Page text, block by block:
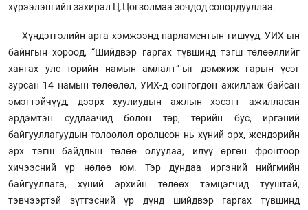
хүрээлэнгийн захирал Ц.Цогзолмаа зочдод сонордууллаа.
Хүндэтгэлийн арга хэмжээнд парламентын гишүүд, УИХ-ын
байнгын хороод, “Шийдвэр гаргах түвшинд тэгш төлөөллийг
хангах улс төрийн намын амлалт”-ыг дэмжиж гарын үсэг
зурсан 14 намын төлөөлөл, УИХ-д сонгогдон ажиллаж байсан
эмэгтэйчүүд, дээрх хуулиудын ажлын хэсэгт ажилласан
эрдэмтэн судлаачид болон төр, төрийн бус, иргэний
байгууллагуудын төлөөлөл оролцсон нь хүний эрх, жендэрийн
эрх тэгш байдлын төлөө олуулаа, илүү өргөн фронтоор
хичээсний үр нөлөө юм. Тэр дундаа иргэний нийгмийн
байгууллага, хүний эрхийн төлөөх тэмцэгчид тууштай,
тэвчээртэй зүтгэсний үр дүнд шийдвэр гаргах түвшинд